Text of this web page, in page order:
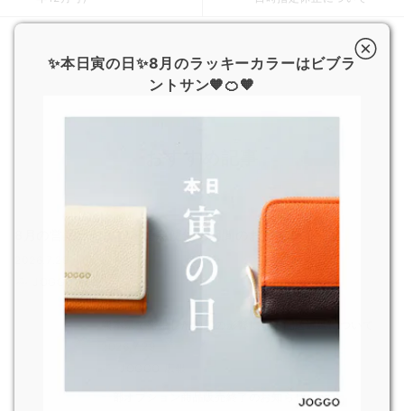
8月の営業日および超特急便停止期間のお知らせ
JOGGO 広報
熊本県で発生した地震の影響による配送遅延について
一部オプション商品販売終了のお知らせ
✨本日寅の日✨8月のラッキーカラーはビブラ
ントサン🧡🍊🧡